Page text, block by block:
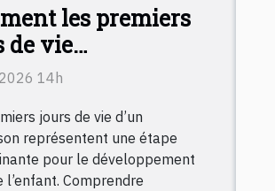
les premiers
de vie
ils le
?
14h
jours de vie d’un
représentent une étape
pour le développement
l’enfant. Comprendre